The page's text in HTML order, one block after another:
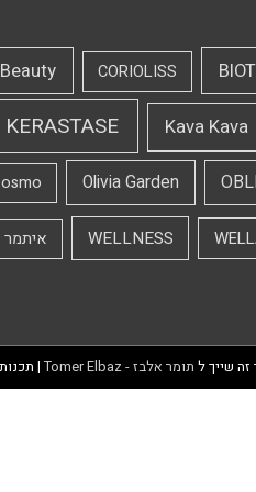
CORIOLISS
Kava Kava
KERASTASE
Olivia Garden
osmo
WELLNESS איתמר
שייך ל תומר אלבז - Tomer Elbaz |